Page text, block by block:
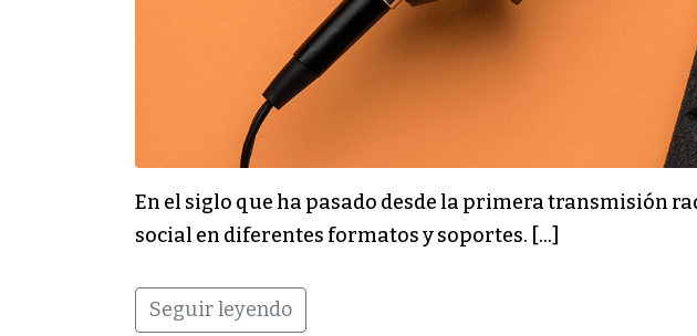
En el siglo que ha pasado desde la primera transmisión
social en diferentes formatos y soportes. […]
Seguir leyendo